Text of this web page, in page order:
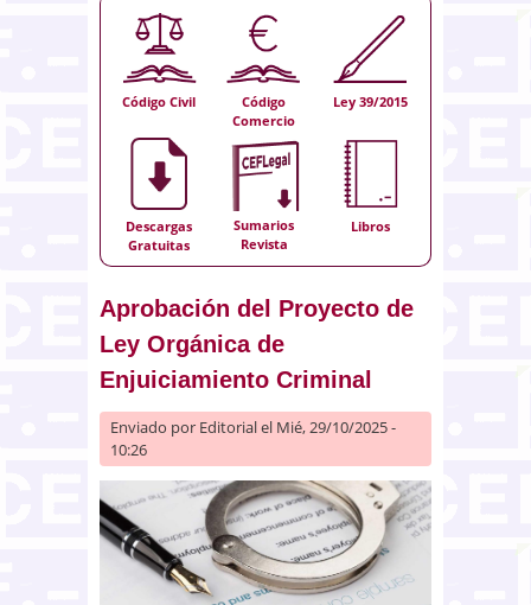
Código Civil
Código
Comercio
Ley 39/2015
Descargas
Gratuitas
Sumarios
Revista
Libros
Aprobación del Proyecto de
Ley Orgánica de
Enjuiciamiento Criminal
Enviado por Editorialel Mié, 29/10/2025 -
10:26